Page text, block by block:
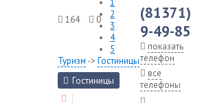
164 0
2
3
4
5
Туризм ->Гостиницы
Гостиницы
(81371)
9-49-85
показать
телефон
все
телефоны